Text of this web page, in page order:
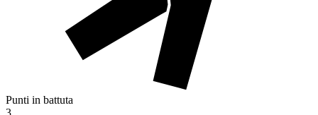
Punti in battuta
3